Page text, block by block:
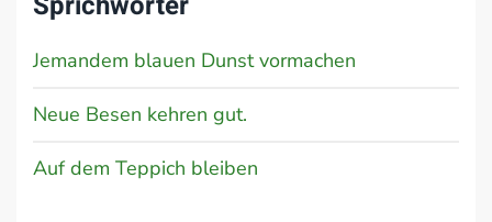
Jemandem blauen Dunst vormachen
Neue Besen kehren gut.
Auf dem Teppich bleiben